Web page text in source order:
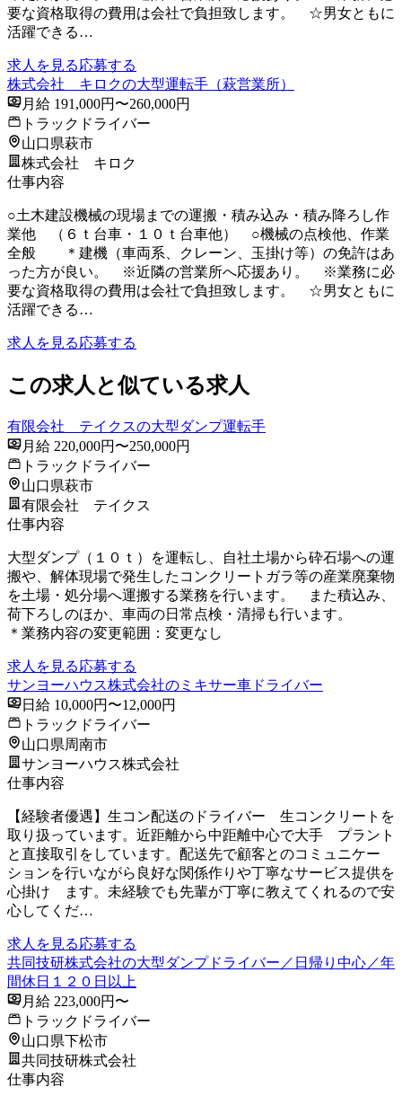
要な資格取得の費用は会社で負担致します。 ☆男女ともに
活躍できる…
求人を見る応募する
株式会社 キロクの大型運転手（萩営業所）
月給 191,000円〜260,000円
トラックドライバー
山口県萩市
株式会社 キロク
仕事内容
○土木建設機械の現場までの運搬・積み込み・積み降ろし作
業他 （６ｔ台車・１０ｔ台車他） ○機械の点検他、作業
全般 ＊建機（車両系、クレーン、玉掛け等）の免許はあ
った方が良い。 ※近隣の営業所へ応援あり。 ※業務に必
要な資格取得の費用は会社で負担致します。 ☆男女ともに
活躍できる…
求人を見る応募する
この求人と似ている求人
有限会社 テイクスの大型ダンプ運転手
月給 220,000円〜250,000円
トラックドライバー
山口県萩市
有限会社 テイクス
仕事内容
大型ダンプ（１０ｔ）を運転し、自社土場から砕石場への運
搬や、解体現場で発生したコンクリートガラ等の産業廃棄物
を土場・処分場へ運搬する業務を行います。 また積込み、
荷下ろしのほか、車両の日常点検・清掃も行います。
＊業務内容の変更範囲：変更なし
求人を見る応募する
サンヨーハウス株式会社のミキサー車ドライバー
日給 10,000円〜12,000円
トラックドライバー
山口県周南市
サンヨーハウス株式会社
仕事内容
【経験者優遇】生コン配送のドライバー 生コンクリートを
取り扱っています。近距離から中距離中心で大手 プラント
と直接取引をしています。配送先で顧客とのコミュニケー
ションを行いながら良好な関係作りや丁寧なサービス提供を
心掛け ます。未経験でも先輩が丁寧に教えてくれるので安
心してくだ…
求人を見る応募する
共同技研株式会社の大型ダンプドライバー／日帰り中心／年
間休日１２０日以上
月給 223,000円〜
トラックドライバー
山口県下松市
共同技研株式会社
仕事内容